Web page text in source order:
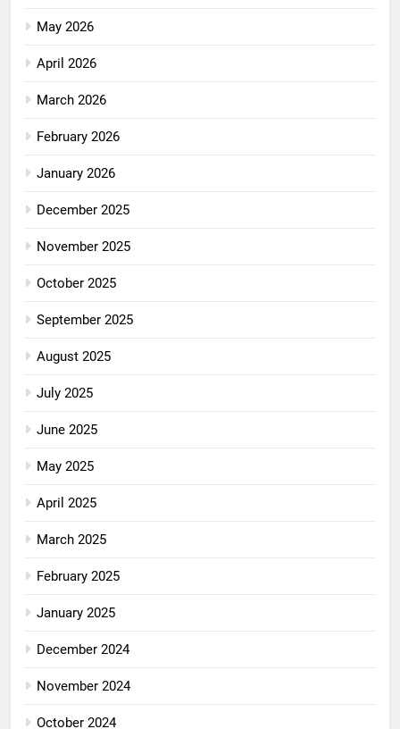
May 2026
April 2026
March 2026
February 2026
January 2026
December 2025
November 2025
October 2025
September 2025
August 2025
July 2025
June 2025
May 2025
April 2025
March 2025
February 2025
January 2025
December 2024
November 2024
October 2024